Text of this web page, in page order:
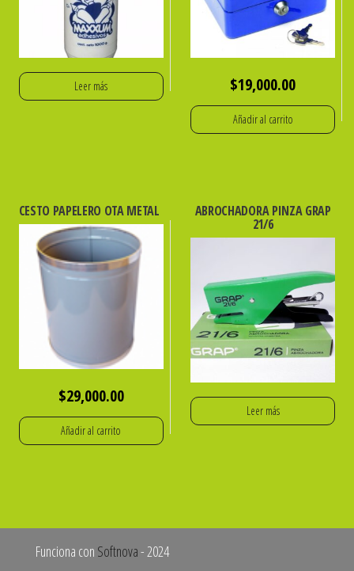
Leer más $19,000.00
Añadir al carrito
CESTO PAPELERO OTA METAL
$29,000.00
Añadir al carrito
ABROCHADORA PINZA GRAP
21/6
Leer más
Funciona con Softnova- 2024